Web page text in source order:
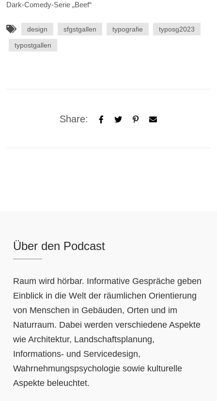
Dark-Comedy-Serie „Beef“
design sfgstgallen typografie typosg2023
typostgallen
Share:
Über den Podcast
Raum wird hörbar. Informative Gespräche geben
Einblick in die Welt der räumlichen Orientierung
von Menschen in Gebäuden, Orten und im
Naturraum. Dabei werden verschiedene Aspekte
wie Architektur, Landschaftsplanung,
Informations- und Servicedesign,
Wahrnehmungspsychologie sowie kulturelle
Aspekte beleuchtet.